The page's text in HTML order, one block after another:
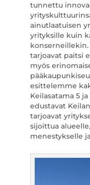
tunnettu
ainutlaatuisen
yrityksille kuin
tarjoavat paitsi
myös
esittelemme
Keilasatama 5
edustavat
tarjoavat
sijoittua
menestykselle